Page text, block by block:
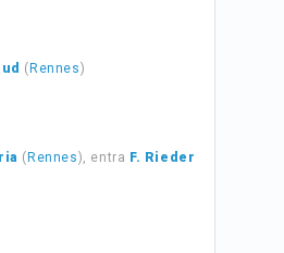
( Rennes)
( Rennes), entra F. Rieder